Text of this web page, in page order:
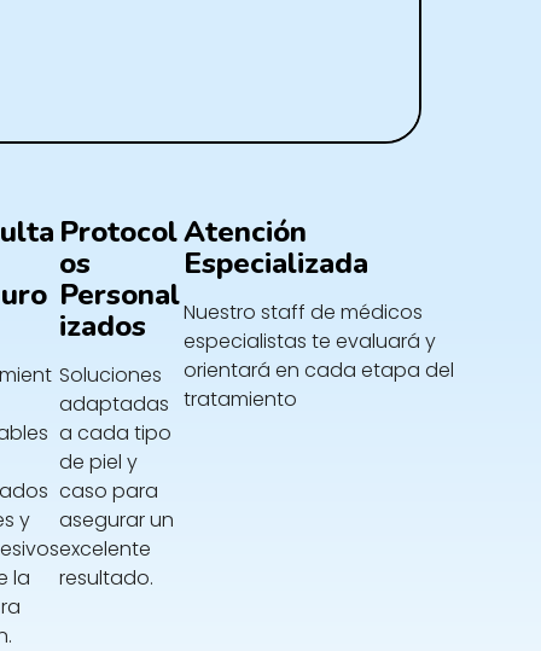
y
la
Protocol
Os
Personal
Izados
Soluciones
adaptadas
a cada tipo
de piel y
caso para
asegurar un
excelente
resultado.
Atención
Especializada
Nuestro staff de médicos
especialistas te evaluará y
orientará en cada etapa del
tratamiento